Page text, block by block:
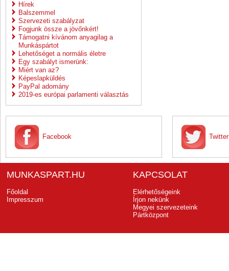
Hírek
Balszemmel
Szervezeti szabályzat
Fogjunk össze a jövőnkért!
Támogatni kívánom anyagilag a
Munkáspártot
Lehetőséget a normális életre
Egy szabályt ismerünk:
Miért van az?
Képeslapküldés
PayPal adomány
2019-es európai parlamenti választás
Facebook Twitter
MUNKASPART.HU
Főoldal
Impresszum
KAPCSOLAT
Elérhetőségeink
Írjon nekünk
Megyei szervezeteink
Pártközpont